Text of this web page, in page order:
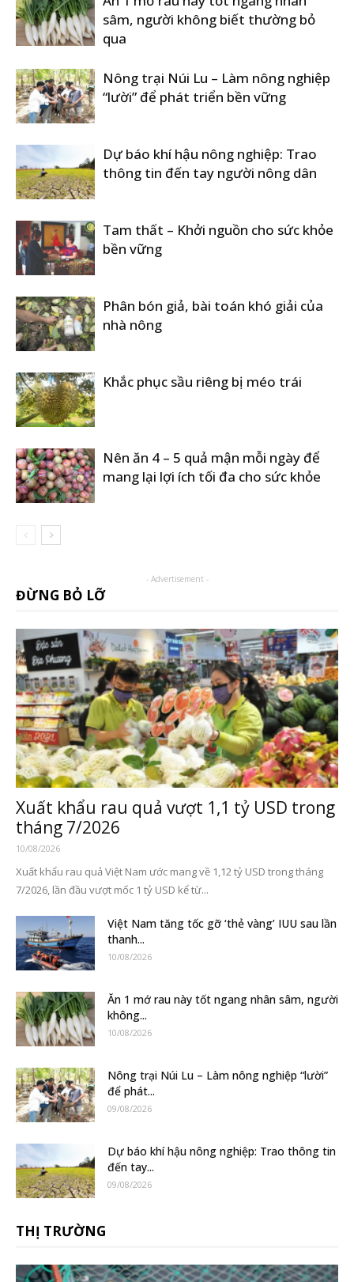
sâm, người không biết thường bỏ
qua
Nông trại Núi Lu – Làm nông nghiệp
“lười” để phát triển bền vững
Dự báo khí hậu nông nghiệp: Trao
thông tin đến tay người nông dân
Tam thất – Khởi nguồn cho sức khỏe
bền vững
Phân bón giả, bài toán khó giải của
nhà nông
Khắc phục sầu riêng bị méo trái
Nên ăn 4 – 5 quả mận mỗi ngày để
mang lại lợi ích tối đa cho sức khỏe
- Advertisement -
ĐỪNG BỎ LỠ
Xuất khẩu rau quả vượt 1,1 tỷ USD trong
tháng 7/2026
10/08/2026
Xuất khẩu rau quả Việt Nam ước mang về 1,12 tỷ USD trong tháng
7/2026, lần đầu vượt mốc 1 tỷ USD kể từ...
Việt Nam tăng tốc gỡ ‘thẻ vàng’ IUU sau lần
thanh...
10/08/2026
Ăn 1 mớ rau này tốt ngang nhân sâm, người
không...
10/08/2026
Nông trại Núi Lu – Làm nông nghiệp “lười”
để phát...
09/08/2026
Dự báo khí hậu nông nghiệp: Trao thông tin
đến tay...
09/08/2026
THỊ TRƯỜNG